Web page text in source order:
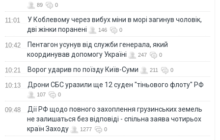
89 0
11:01
У Коблевому через вибух міни в морі загинув чоловік,
дві жінки поранені
146 0
10:42
Пентагон усунув від служби генерала, який
координував допомогу Україні
247 0
10:21 Ворог ударив по поїзду Київ-Суми 211 0
10:13 Дрони СБС уразили ще 12 суден "тіньового флоту" РФ
107 0
09:48
Дії РФ щодо повного захоплення грузинських земель
не залишаться без відповіді - спільна заява чотирьох
країн Заходу
1277 0